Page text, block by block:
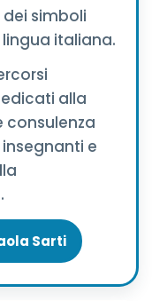
simboli
italiana.
alla
consulenza
e
Sarti